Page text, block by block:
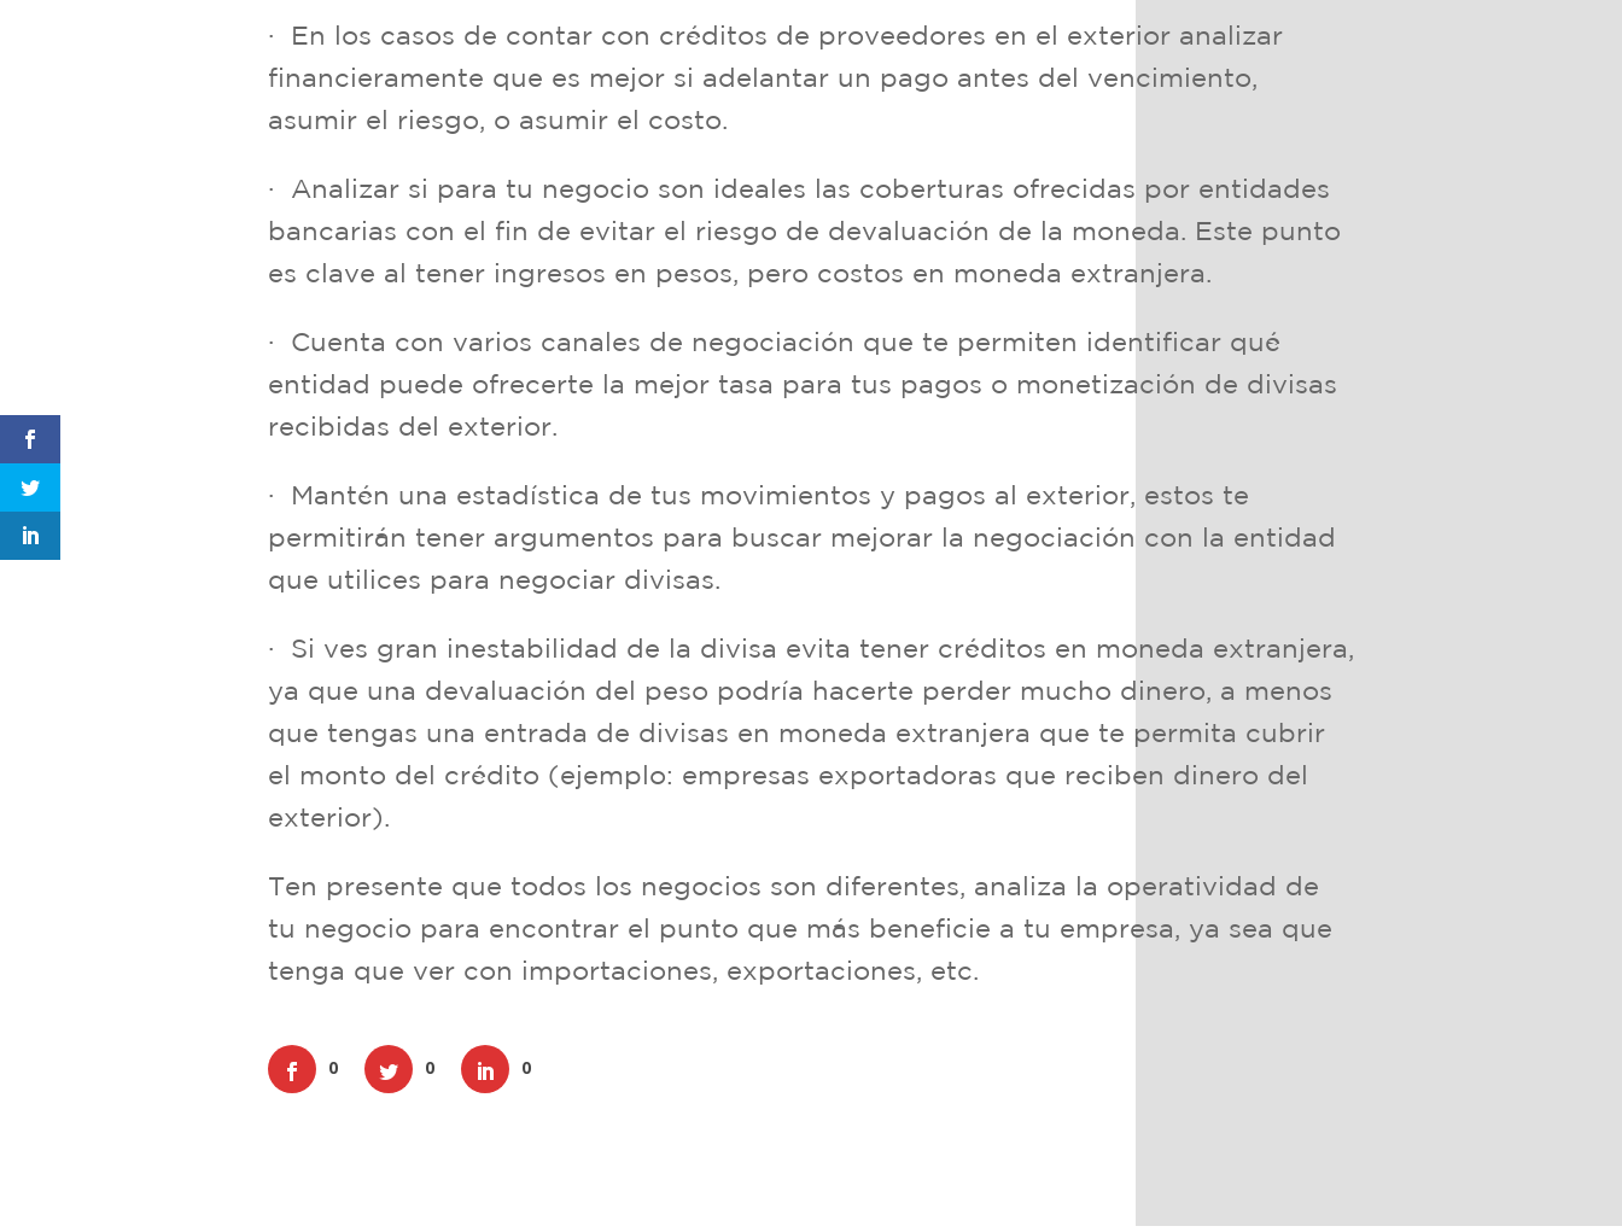
· En los casos de contar con créditos de proveedores en el exterior analizar
financieramente que es mejor si adelantar un pago antes del vencimiento,
asumir el riesgo, o asumir el costo.
· Analizar si para tu negocio son ideales las coberturas ofrecidas por entidades
bancarias con el fin de evitar el riesgo de devaluación de la moneda. Este punto
es clave al tener ingresos en pesos, pero costos en moneda extranjera.
· Cuenta con varios canales de negociación que te permiten identificar qué
entidad puede ofrecerte la mejor tasa para tus pagos o monetización de divisas
recibidas del exterior.
· Mantén una estadística de tus movimientos y pagos al exterior, estos te
permitirán tener argumentos para buscar mejorar la negociación con la entidad
que utilices para negociar divisas.
· Si ves gran inestabilidad de la divisa evita tener créditos en moneda extranjera,
ya que una devaluación del peso podría hacerte perder mucho dinero, a menos
que tengas una entrada de divisas en moneda extranjera que te permita cubrir
el monto del crédito (ejemplo: empresas exportadoras que reciben dinero del
exterior).
Ten presente que todos los negocios son diferentes, analiza la operatividad de
tu negocio para encontrar el punto que más beneficie a tu empresa, ya sea que
tenga que ver con importaciones, exportaciones, etc.
0 0 0